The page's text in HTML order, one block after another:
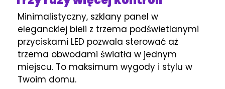
Minimalistyczny, szklany panel w
eleganckiej bieli z trzema podświetlanymi
przyciskami LED pozwala sterować aż
trzema obwodami światła w jednym
miejscu. To maksimum wygody i stylu w
Twoim domu.